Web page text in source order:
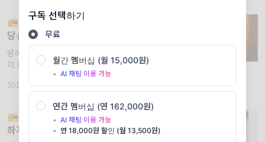
구독 선택하기
무료
월간 멤버십 (월 15,000원)
• AI 채팅 이용 가능
연간 멤버십 (연 162,000원)
• AI 채팅 이용 가능
• 연 18,000원 할인 (월 13,500원)
📻밤레터#45 | 생각 때문에 너무 힘든
당신에게 (feat.장재열 작가)
밤에도 일하는 사람들의 라디오. 환절기는 계절
이 아니라 절기가 바뀌는 걸 말한다는 거, 아셨
어요? 그러니까 봄에서 여름, 가을에서 겨울로
바뀔 때는 아니고 겨울에서 봄으로, 여름에서
가을로 바뀔 때가 환절기라고
2021.04.07 · ☕ 커피챗 · 조회 2.79K
📻밤레터#48 | 하고 싶은 일을 재정의
하자 보인 것들 / 큰미미